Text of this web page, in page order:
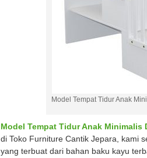
Model Tempat Tidur Anak
Model Tempat Tidur Anak Minimalis
di Toko Furniture Cantik Jepara, kami
yang terbuat dari bahan baku kayu